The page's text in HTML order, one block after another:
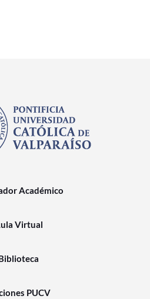
Académico
Virtual
PUCV